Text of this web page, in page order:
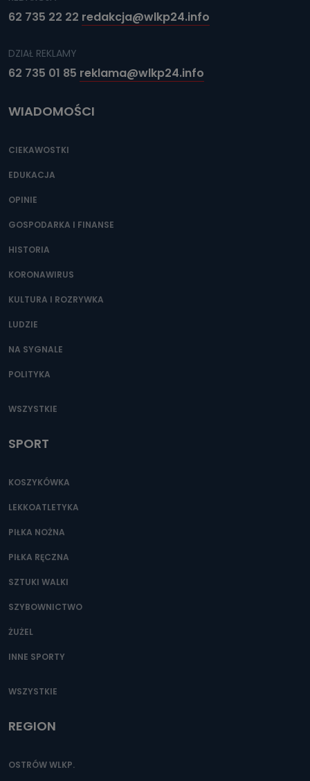
62 735 22 22 redakcja@wlkp24.info
DZIAŁ REKLAMY
62 735 01 85 reklama@wlkp24.info
WIADOMOŚCI
CIEKAWOSTKI
EDUKACJA
OPINIE
GOSPODARKA I FINANSE
HISTORIA
KORONAWIRUS
KULTURA I ROZRYWKA
LUDZIE
NA SYGNALE
POLITYKA
WSZYSTKIE
SPORT
KOSZYKÓWKA
LEKKOATLETYKA
PIŁKA NOŻNA
PIŁKA RĘCZNA
SZTUKI WALKI
SZYBOWNICTWO
ŻUŻEL
INNE SPORTY
WSZYSTKIE
REGION
OSTRÓW WLKP.